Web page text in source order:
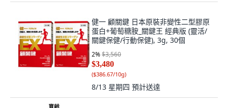
健一 顧關鍵 日本原裝非變性二型膠原
蛋白+葡萄糖胺_關鍵王 經典版 (靈活/
關鍵保健/行動保健), 3g, 30個
2%$3,560
$3,480
($386.67/10g)
8/13 星期四 預計送達